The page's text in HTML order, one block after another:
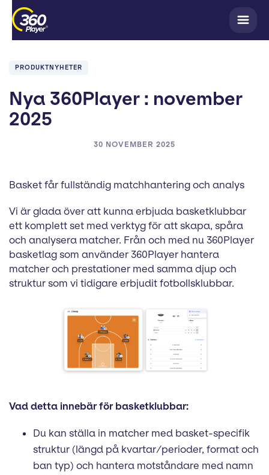
PRODUKTNYHETER
Nya 360Player : november
2025
30 NOVEMBER 2025
Basket får fullständig matchhantering och analys
Vi är glada över att kunna erbjuda basketklubbar
ett komplett set med verktyg för att skapa, spåra
och analysera matcher. Från och med nu 360Player
basketlag som använder 360Player hantera
matcher och prestationer med samma djup och
struktur som vi tidigare erbjudit fotbollsklubbar.
Vad detta innebär för basketklubbar:
Du kan ställa in matcher med basket-specifik
struktur (längd på kvartar/perioder, format och
ban typ) och hantera motståndare med namn